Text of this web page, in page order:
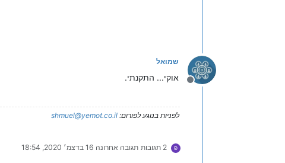
מנותק
שמואל
אוקי... התקנתי.
לפניות בנוגע לפורום: shmuel@yemot.co.il
פ 2 תגובות תגובה אחרונה 16 בדצמ׳ 2020, 18:54